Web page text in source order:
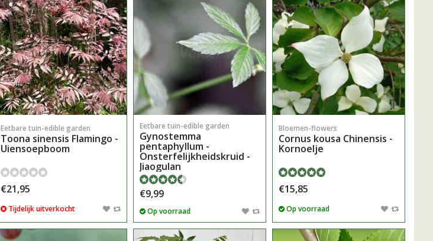
Eetbare tuin-edible garden
Toona sinensis Flamingo -
Uiensoepboom
€21,95
Tijdelijk uitverkocht
Eetbare tuin-edible garden
Gynostemma
pentaphyllum -
Onsterfelijkheidskruid -
Jiaogulan
€9,99
Op voorraad
Bloemen-flowers
Cornus kousa Chinensis -
Kornoelje
€15,85
Op voorraad